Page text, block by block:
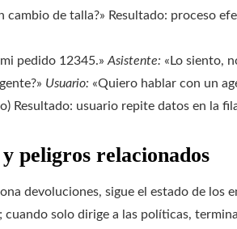
cambio de talla?» Resultado: proceso
pedido 12345.» Asistente: «Lo siento,
Usuario: «Quiero hablar con un
Resultado: usuario repite datos en la
peligros relacionados
devoluciones, sigue el estado de los
solo dirige a las políticas,